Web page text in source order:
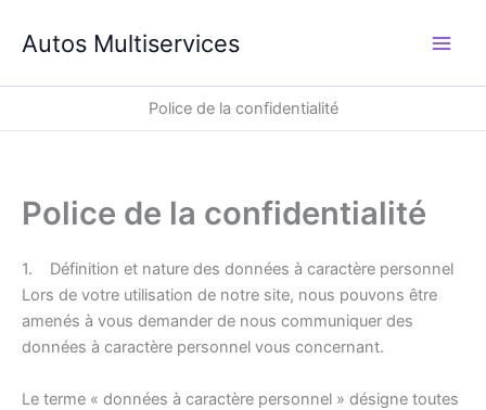
Autos Multiservices
Police de la confidentialité
Police de la confidentialité
1. Définition et nature des données à caractère personnel
Lors de votre utilisation de notre site, nous pouvons être
amenés à vous demander de nous communiquer des
données à caractère personnel vous concernant.
Le terme « données à caractère personnel » désigne toutes